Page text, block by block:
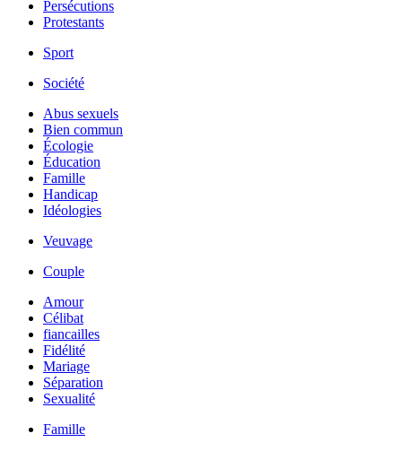
Persécutions
Protestants
Sport
Société
Abus sexuels
Bien commun
Écologie
Éducation
Famille
Handicap
Idéologies
Veuvage
Couple
Amour
Célibat
fiancailles
Fidélité
Mariage
Séparation
Sexualité
Famille